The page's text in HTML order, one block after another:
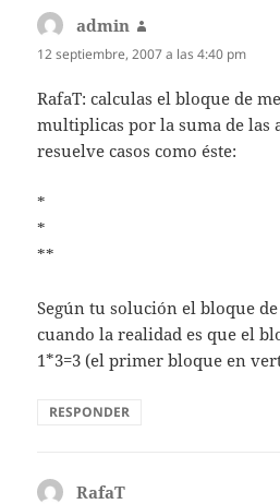
admin
12 septiembre, 2007 a las 4:40 pm
RafaT: calculas el bloque de
multiplicas por la suma de las
resuelve casos como éste:
*
*
**
Según tu solución el bloque
cuando la realidad es que el
1*3=3 (el primer bloque en
RESPONDER
RafaT